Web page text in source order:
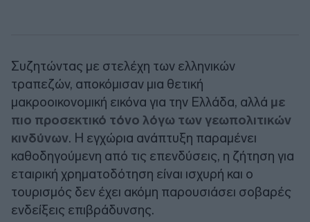
Συζητώντας με στελέχη των ελληνικών
τραπεζών, αποκόμισαν μια θετική
μακροοικονομική εικόνα για την Ελλάδα, αλλά με
πιο προσεκτικό τόνο λόγω των γεωπολιτικών
κινδύνων. Η εγχώρια ανάπτυξη παραμένει
καθοδηγούμενη από τις επενδύσεις, η ζήτηση για
εταιρική χρηματοδότηση είναι ισχυρή και ο
τουρισμός δεν έχει ακόμη παρουσιάσει σοβαρές
ενδείξεις επιβράδυνσης.